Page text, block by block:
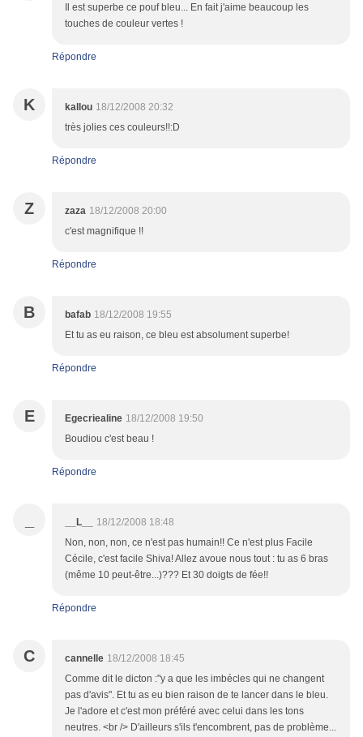
Il est superbe ce pouf bleu... En fait j'aime beaucoup les
touches de couleur vertes !
Répondre
K kallou 18/12/2008 20:32
très jolies ces couleurs!!:D
Répondre
Z zaza 18/12/2008 20:00
c'est magnifique !!
Répondre
B bafab 18/12/2008 19:55
Et tu as eu raison, ce bleu est absolument superbe!
Répondre
E Egecriealine 18/12/2008 19:50
Boudiou c'est beau !
Répondre
__L__
18/12/2008 18:48
Non, non, non, ce n'est pas humain!! Ce n'est plus Facile
Cécile, c'est facile Shiva! Allez avoue nous tout : tu as 6 bras
(même 10 peut-être...)??? Et 30 doigts de fée!!
Répondre
C cannelle 18/12/2008 18:45
Comme dit le dicton :"y a que les imbécles qui ne changent
pas d'avis". Et tu as eu bien raison de te lancer dans le bleu.
Je l'adore et c'est mon préféré avec celui dans les tons
neutres. <br /> D'ailleurs s'ils t'encombrent, pas de problème...